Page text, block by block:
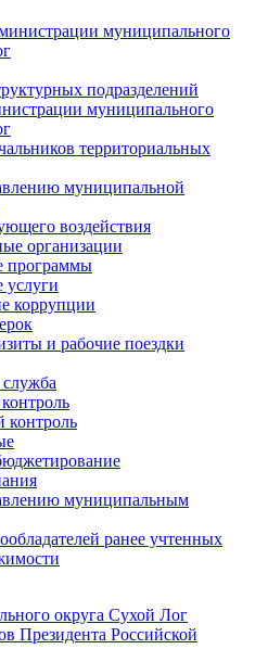
муниципального
подразделений
муниципального
территориальных
муниципальной
воздействия
организации
программы
коррупции
и рабочие поездки
муниципальным
ранее учтенных
округа Сухой Лог
Президента Российской